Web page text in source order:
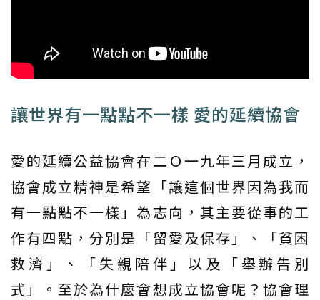
讓世界有一點點不一樣 愛的延續協會
愛的延續公益協會在二Ｏ一九年三月成立，
協會成立精神是希望「讓這個世界因為我而
有一點點不一樣」為志向，其主要從事的工
作有四點，分別是「留愛及保存」、「貧困
救濟」、「失親陪伴」以及「舉辦告別
式」。至於為什麼會想成立協會呢？協會理